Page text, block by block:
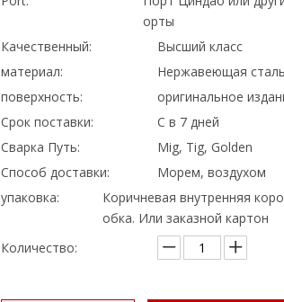
орты
Качественный:
Высший класс
материал:
Нержавеющая
поверхность:
оригинальное
Срок поставки:
С в 7 дней
Сварка Путь:
Mig, Tig, Golden
Способ доставки:
Морем, воздухом
упаковка:
Коричневая внутренняя
обка. Или заказной картон
Количество: